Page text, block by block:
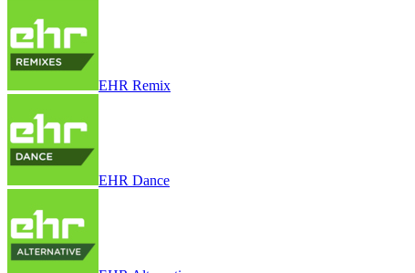
EHR Remix
EHR Dance